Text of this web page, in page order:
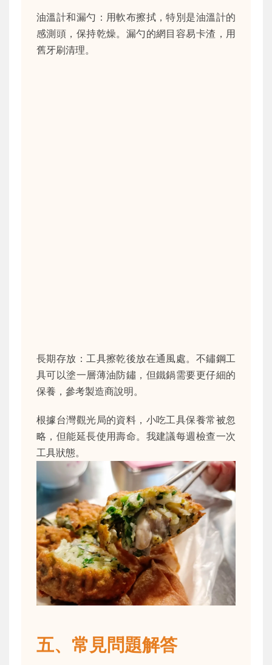
油溫計和漏勺：用軟布擦拭，特別是油溫計的
感測頭，保持乾燥。漏勺的網目容易卡渣，用
舊牙刷清理。
長期存放：工具擦乾後放在通風處。不鏽鋼工
具可以塗一層薄油防鏽，但鐵鍋需要更仔細的
保養，參考製造商說明。
根據台灣觀光局的資料，小吃工具保養常被忽
略，但能延長使用壽命。我建議每週檢查一次
工具狀態。
五、常見問題解答